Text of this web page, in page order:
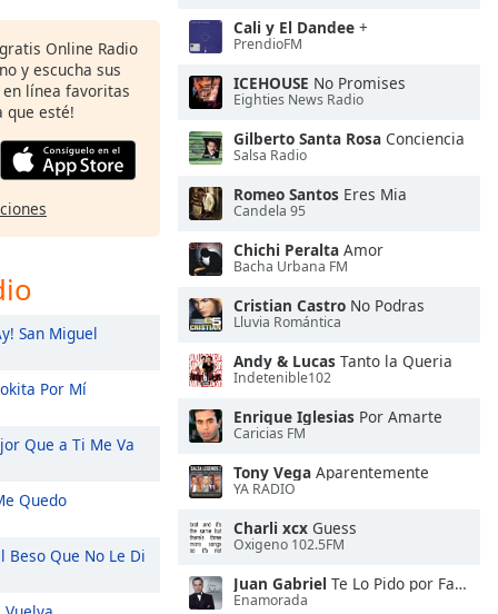
Online Radio
y escucha sus
línea favoritas
que esté!
San Miguel
Por Mí
Que a Ti Me Va
Quedo
Beso Que No Le Di
Cali y El Dandee +
PrendioFM
ICEHOUSE No Promises
Eighties News Radio
Gilberto Santa Rosa Conciencia
Salsa Radio
Romeo Santos Eres Mia
Candela 95
Chichi Peralta Amor
Bacha Urbana FM
Cristian Castro No Podras
Lluvia Romántica
Andy & Lucas Tanto la Queria
Indetenible102
Enrique Iglesias Por Amarte
Caricias FM
Tony Vega Aparentemente
YA RADIO
Charli xcx Guess
Oxigeno 102.5FM
Juan Gabriel Te Lo Pido por Favor
Enamorada